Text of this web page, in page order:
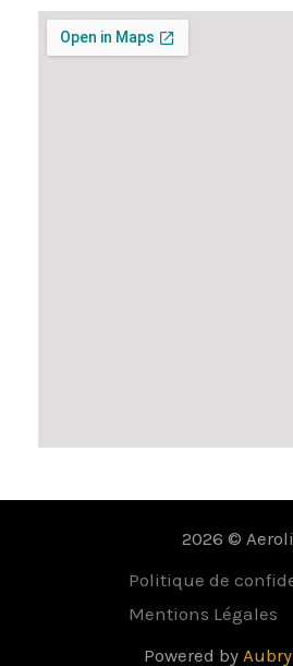
2026 ©
Politique de
Mentions Légales
Powered by